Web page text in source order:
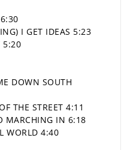
I GET IDEAS 5:23
5:20
DOWN SOUTH
THE STREET 4:11
MARCHING IN 6:18
WORLD 4:40